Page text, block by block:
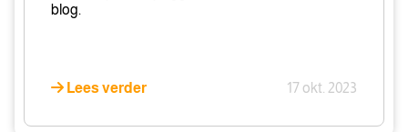
blog.
Lees verder 17 okt. 2023